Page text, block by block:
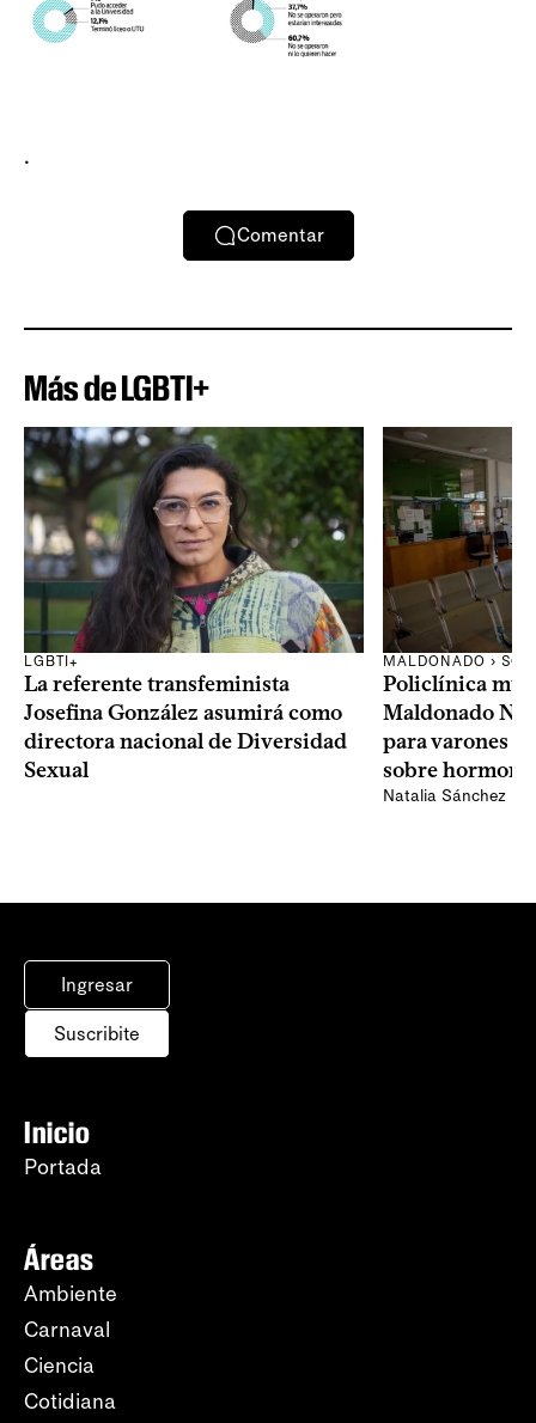
.
Comentar
Más de LGBTI+
LGBTI+
La referente transfeminista
Josefina González asumirá como
directora nacional de Diversidad
Sexual
MALDONADO ›
Policlínica
Maldonado
para varones
sobre
Natalia Sánchez
Ingresar
Suscribite
Inicio
Portada
Áreas
Ambiente
Carnaval
Ciencia
Cotidiana